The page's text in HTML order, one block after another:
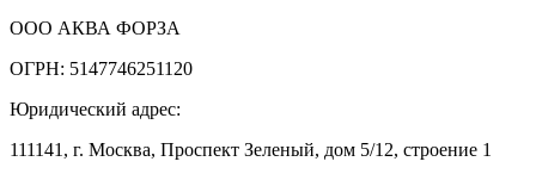
ООО АКВА ФОРЗА
ОГРН: 5147746251120
Юридический адрес:
111141, г. Москва, Проспект Зеленый, дом 5/12, строение 1